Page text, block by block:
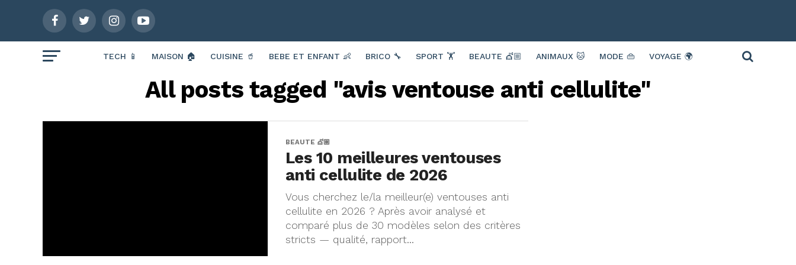
TECH 📱 MAISON 🏠 CUISINE 🥤 BEBE ET ENFANT 👶 BRICO 🔧 SPORT 🏋️ BEAUTE 💇🏼 ANIMAUX 🐱 MODE 👜 VOYAGE 🌍
All posts tagged "avis ventouse anti cellulite"
BEAUTE 💇🏼
Les 10 meilleures ventouses
anti cellulite de 2026
Vous cherchez le/la meilleur(e) ventouses anti
cellulite en 2026 ? Après avoir analysé et
comparé plus de 30 modèles selon des critères
stricts — qualité, rapport...